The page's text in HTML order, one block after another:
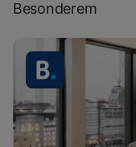
Besonderem